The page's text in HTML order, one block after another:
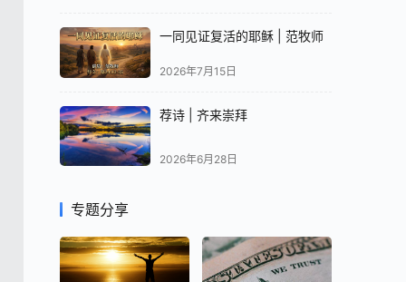
一同见证复活的耶稣 | 范牧师
2026年7月15日
荐诗 | 齐来崇拜
2026年6月28日
专题分享